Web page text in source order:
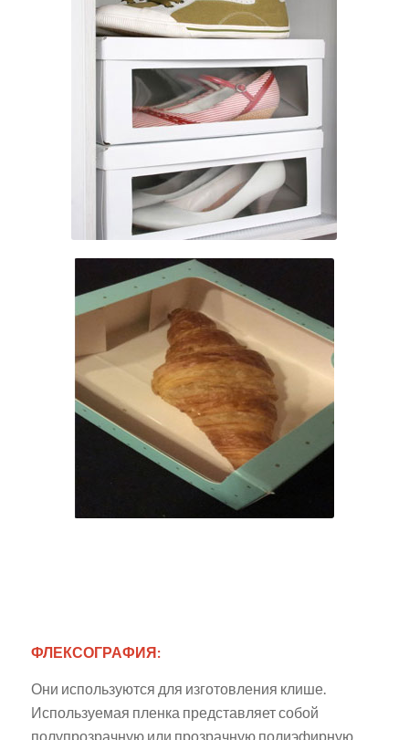
ФЛЕКСОГРАФИЯ:
Они используются для изготовления клише.
Используемая пленка представляет собой
полупрозрачную или прозрачную полиэфирную